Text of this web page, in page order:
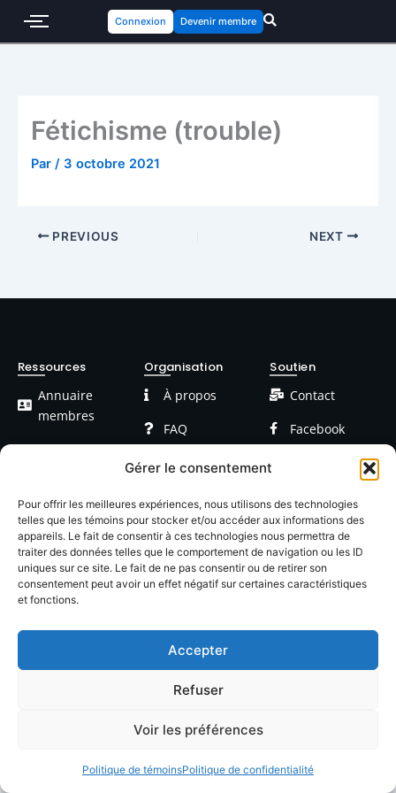
Gérer le consentement
Pour offrir les meilleures expériences, nous utilisons des technologies
telles que les témoins pour stocker et/ou accéder aux informations des
appareils. Le fait de consentir à ces technologies nous permettra de
traiter des données telles que le comportement de navigation ou les ID
uniques sur ce site. Le fait de ne pas consentir ou de retirer son
consentement peut avoir un effet négatif sur certaines caractéristiques
et fonctions.
Accepter
Refuser
Voir les préférences
Politique de témoinsPolitique de confidentialité
Connexion Devenir membre
Fétichisme (trouble)
Par / 3 octobre 2021
PREVIOUS NEXT
Ressources
Annuaire
membres
Devenir
Blog / Articles
Organisation
À propos
FAQ
Formations
Événements
Soutien
Contact
Facebook
Confidentialté